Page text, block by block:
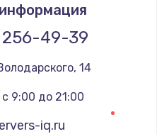
256-49-39
14
9:00 до 21:00
iq.ru